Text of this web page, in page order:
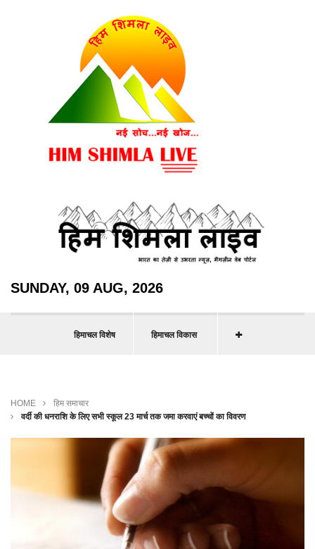
SUNDAY, 09 AUG, 2026
हिमाचल विशेष हिमाचल विकास
HOME
हिम समाचार
वर्दी की धनराशि के लिए सभी स्कूल 23 मार्च तक जमा करवाएं बच्चों का विवरण